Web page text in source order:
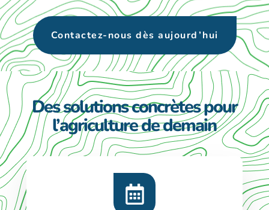
Contactez-nous dès aujourd’hui
Des solutions concrètes pour
l’agriculture de demain